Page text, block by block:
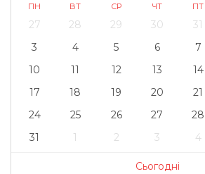
ПН ВТ СР ЧТ ПТ
27 28 29 30 31
3
4 5 6 7
10
11 12 13 14
17
18 19 20 21
24
25 26 27 28
31
1 2 3 4
Сьогодні